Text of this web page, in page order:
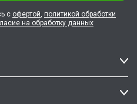
с офертой, политикой обработки
на обработку данных